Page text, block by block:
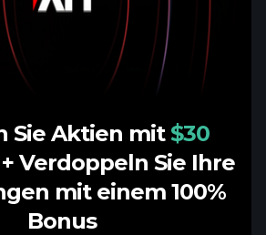
Sie Aktien mit $30
+ Verdoppeln Sie Ihre
mit einem 100%
Bonus